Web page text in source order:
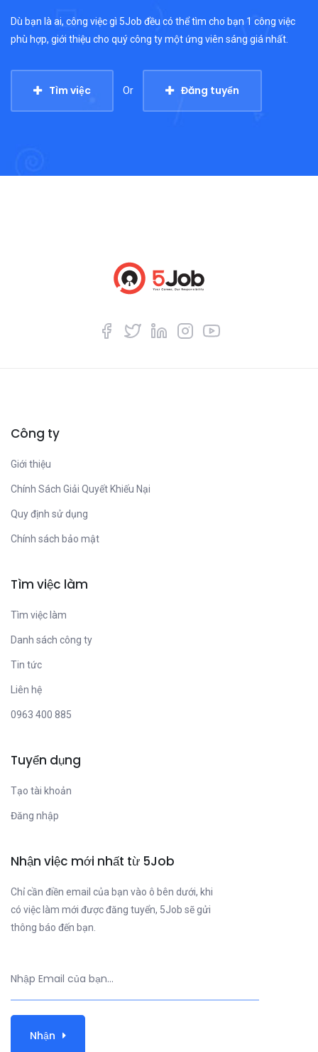
Dù bạn là ai, công việc gì 5Job đều có thể tìm cho bạn 1 công việc
phù hợp, giới thiệu cho quý công ty một ứng viên sáng giá nhất.
Tìm việc Or Đăng tuyển
Công ty
Giới thiệu
Chính Sách Giải Quyết Khiếu Nại
Quy định sử dụng
Chính sách bảo mật
Tìm việc làm
Tìm việc làm
Danh sách công ty
Tin tức
Liên hệ
0963 400 885
Tuyển dụng
Tạo tài khoản
Đăng nhập
Nhận việc mới nhất từ 5Job
Chỉ cần điền email của bạn vào ô bên dưới, khi
có việc làm mới được đăng tuyển, 5Job sẽ gửi
thông báo đến bạn.
Nhận